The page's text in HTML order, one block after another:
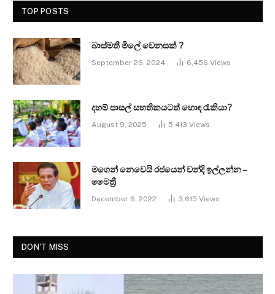
TOP POSTS
බාස්මතී මිලේ වෙනසක් ?
September 26, 2024 6,456 Views
දහම් පාසල් සහතිකයටත් හොඳ රැකියා?
August 9, 2025 5,413 Views
මගෙන් නෙවෙයි රජයෙන් වන්දි ඉල්ලන්න –
මෛත්‍රී
December 6, 2022 3,615 Views
DON'T MISS